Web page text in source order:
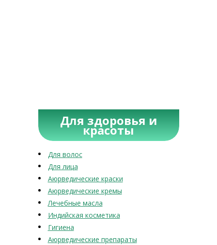
Для здоровья и
красоты
Для волос
Для лица
Аюрведические краски
Аюрведические кремы
Лечебные масла
Индийская косметика
Гигиена
Аюрведические препараты